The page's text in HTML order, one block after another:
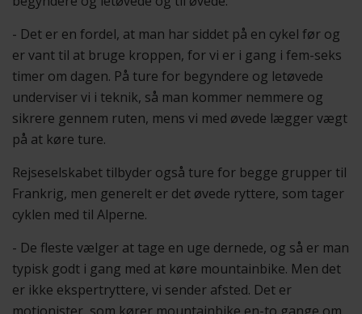
- Det er en fordel, at man har siddet på en cykel før og
er vant til at bruge kroppen, for vi er i gang i fem-seks
timer om dagen. På ture for begyndere og letøvede
underviser vi i teknik, så man kommer nemmere og
sikrere gennem ruten, mens vi med øvede lægger vægt
på at køre ture.
Rejseselskabet tilbyder også ture for begge grupper til
Frankrig, men generelt er det øvede ryttere, som tager
cyklen med til Alperne.
- De fleste vælger at tage en uge dernede, og så er man
typisk godt i gang med at køre mountainbike. Men det
er ikke ekspertryttere, vi sender afsted. Det er